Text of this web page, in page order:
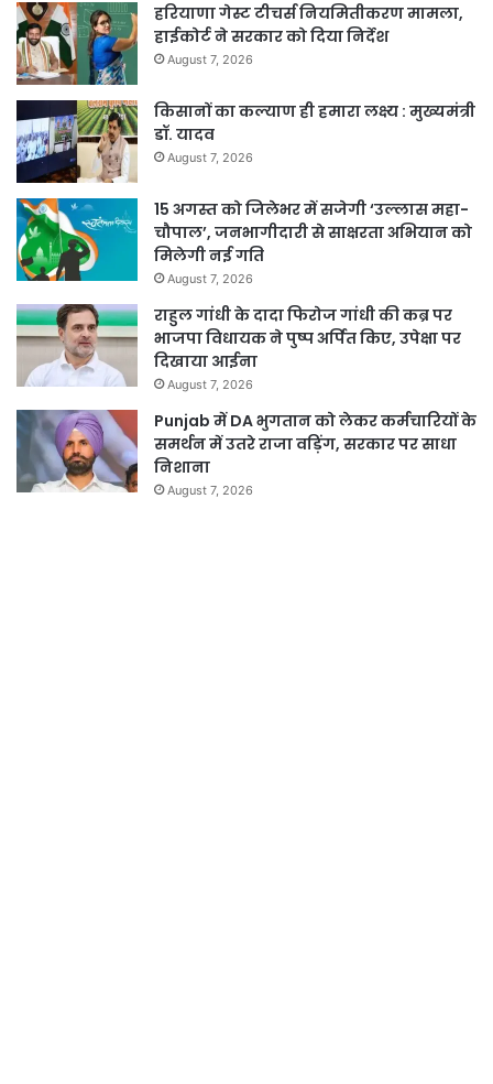
हरियाणा गेस्ट टीचर्स नियमितीकरण मामला,
हाईकोर्ट ने सरकार को दिया निर्देश
August 7, 2026
किसानों का कल्याण ही हमारा लक्ष्य : मुख्यमंत्री
डॉ. यादव
August 7, 2026
15 अगस्त को जिलेभर में सजेगी ‘उल्लास महा-
चौपाल’, जनभागीदारी से साक्षरता अभियान को
मिलेगी नई गति
August 7, 2026
राहुल गांधी के दादा फिरोज गांधी की कब्र पर
भाजपा विधायक ने पुष्प अर्पित किए, उपेक्षा पर
दिखाया आईना
August 7, 2026
Punjab में DA भुगतान को लेकर कर्मचारियों के
समर्थन में उतरे राजा वड़िंग, सरकार पर साधा
निशाना
August 7, 2026